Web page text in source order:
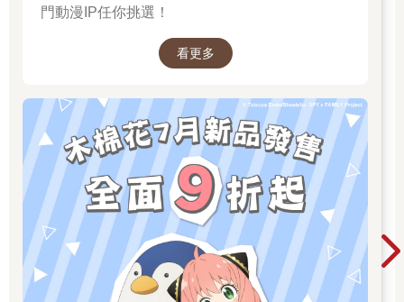
門動漫IP任你挑選！
看更多